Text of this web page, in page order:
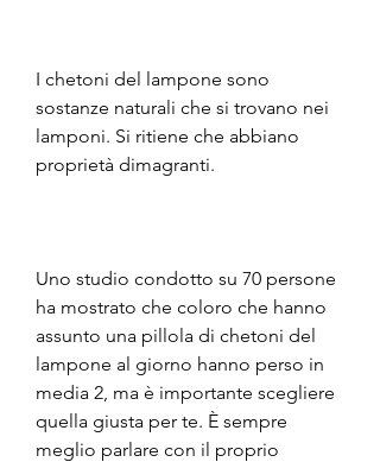
I chetoni del lampone sono
sostanze naturali che si trovano nei
lamponi. Si ritiene che abbiano
proprietà dimagranti.
Uno studio condotto su 70 persone
ha mostrato che coloro che hanno
assunto una pillola di chetoni del
lampone al giorno hanno perso in
media 2, ma è importante scegliere
quella giusta per te. È sempre
meglio parlare con il proprio